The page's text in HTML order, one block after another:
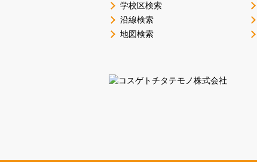
学校区検索
沿線検索
地図検索